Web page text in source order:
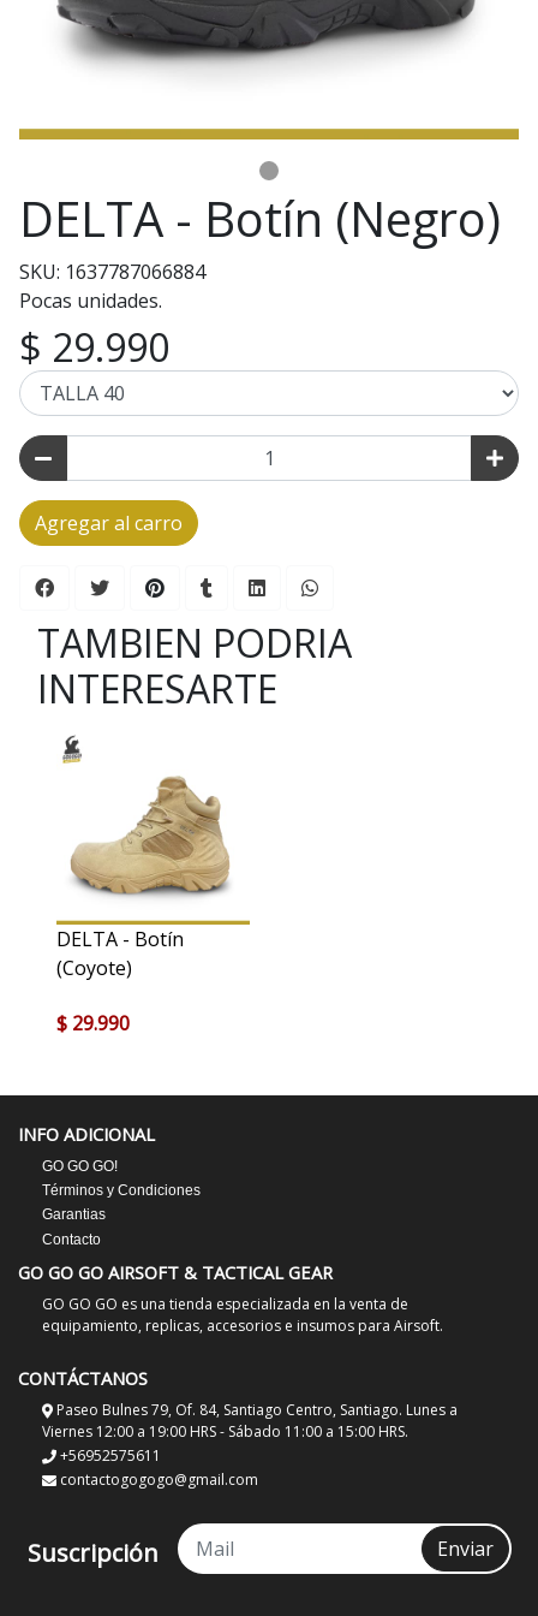
DELTA - Botín (Negro)
SKU: 1637787066884
Pocas unidades.
$ 29.990
Agregar al carro
TAMBIEN PODRIA
INTERESARTE
DELTA - Botín
(Coyote)
$ 29.990
INFO ADICIONAL
GO GO GO!
Términos y Condiciones
Garantias
Contacto
GO GO GO AIRSOFT & TACTICAL GEAR
GO GO GO es una tienda especializada en la venta de
equipamiento, replicas, accesorios e insumos para Airsoft.
CONTÁCTANOS
Paseo Bulnes 79, Of. 84, Santiago Centro, Santiago. Lunes a
Viernes 12:00 a 19:00 HRS - Sábado 11:00 a 15:00 HRS.
+56952575611
contactogogogo@gmail.com
Suscripción Enviar